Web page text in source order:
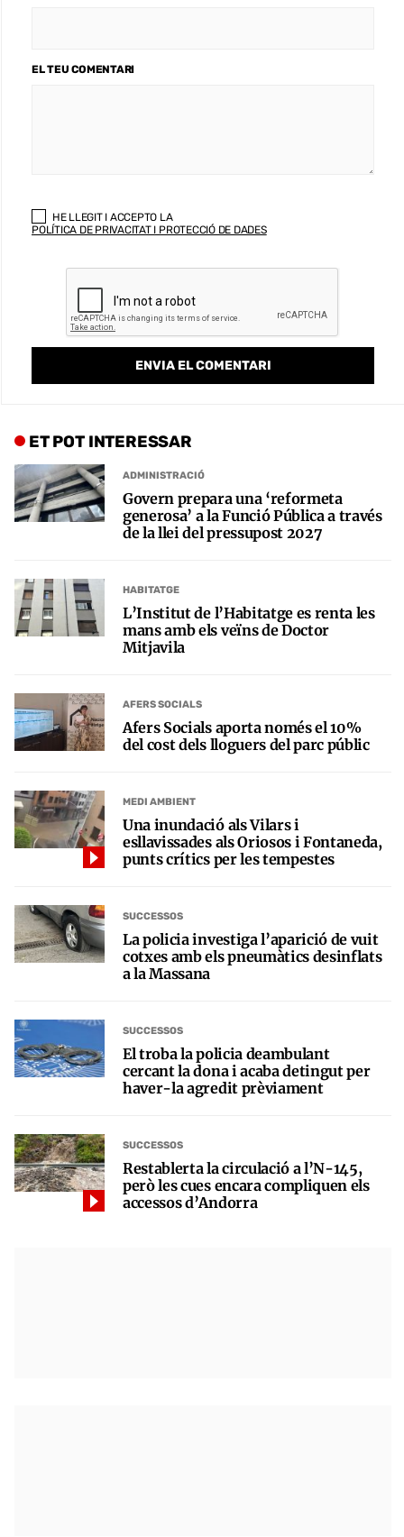
EL TEU COMENTARI
HE LLEGIT I ACCEPTO LA
POLÍTICA DE PRIVACITAT I PROTECCIÓ DE DADES
ET POT INTERESSAR
ADMINISTRACIÓ
Govern prepara una ‘reformeta
generosa’ a la Funció Pública a través
de la llei del pressupost 2027
HABITATGE
L’Institut de l’Habitatge es renta les
mans amb els veïns de Doctor
Mitjavila
AFERS SOCIALS
Afers Socials aporta només el 10%
del cost dels lloguers del parc públic
MEDI AMBIENT
Una inundació als Vilars i
esllavissades als Oriosos i Fontaneda,
punts crítics per les tempestes
SUCCESSOS
La policia investiga l’aparició de vuit
cotxes amb els pneumàtics desinflats
a la Massana
SUCCESSOS
El troba la policia deambulant
cercant la dona i acaba detingut per
haver-la agredit prèviament
SUCCESSOS
Restablerta la circulació a l’N-145,
però les cues encara compliquen els
accessos d’Andorra